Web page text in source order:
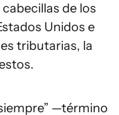
de los
Unidos e
tributarias, la
—término